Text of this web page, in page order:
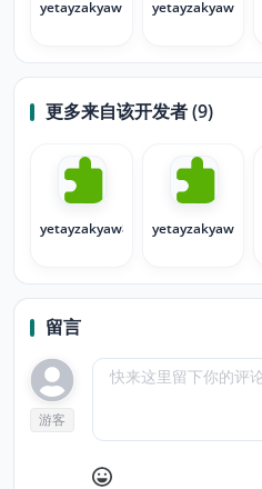
yetayzakyaw1 yetayzakyaw14
更多来自该开发者 (9)
yetayzakyaw8 yetayzakyaw7
留言
游客